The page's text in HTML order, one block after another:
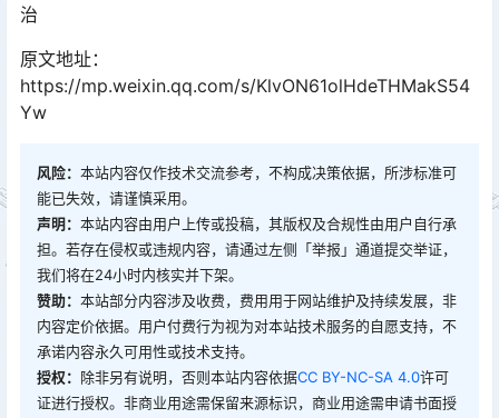
治
原文地址：
https://mp.weixin.qq.com/s/KlvON61olHdeTHMakS54
Yw
风险： 本站内容仅作技术交流参考，不构成决策依据，所涉标准可
能已失效，请谨慎采用。
声明： 本站内容由用户上传或投稿，其版权及合规性由用户自行承
担。若存在侵权或违规内容，请通过左侧「举报」通道提交举证，
我们将在24小时内核实并下架。
赞助： 本站部分内容涉及收费，费用用于网站维护及持续发展，非
内容定价依据。用户付费行为视为对本站技术服务的自愿支持，不
承诺内容永久可用性或技术支持。
授权： 除非另有说明，否则本站内容依据CC BY-NC-SA 4.0许可
证进行授权。非商业用途需保留来源标识，商业用途需申请书面授